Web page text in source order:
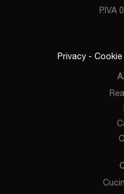
P.IVA
Privacy - Cookie